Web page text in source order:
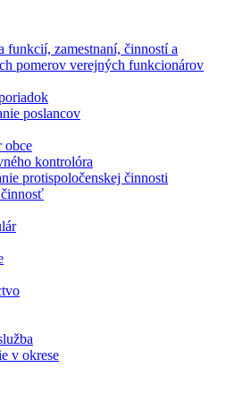
funkcií, zamestnaní, činností a
pomerov verejných funkcionárov
poslancov
obce
kontrolóra
protispoločenskej činnosti
v okrese